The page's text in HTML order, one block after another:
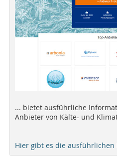
... bietet ausführliche
Anbieter von Kälte- und
Hier gibt es die ausführlichen